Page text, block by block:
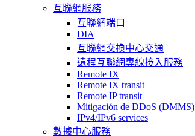
互聯網服務
互聯網端口
DIA
互聯網交換中心交通
遠程互聯網專線接入服務
Remote IX
Remote IX transit
Remote IP transit
Mitigación de DDoS (DMMS)
IPv4/IPv6 services
數據中心服務